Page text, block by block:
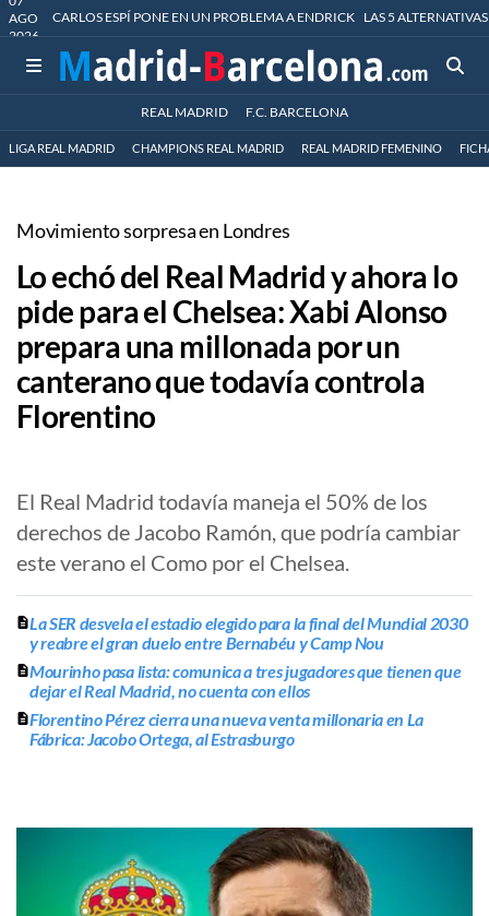
AGO
2026
CARLOS ESPÍ PONE EN UN PROBLEMA A ENDRICK LAS 5
REAL MADRID F.C. BARCELONA
LIGA REAL MADRID CHAMPIONS REAL MADRID REAL MADRID FEMENINO
Movimiento sorpresa en Londres
Lo echó del Real Madrid y ahora lo
pide para el Chelsea: Xabi Alonso
prepara una millonada por un
canterano que todavía controla
Florentino
El Real Madrid todavía maneja el 50% de los
derechos de Jacobo Ramón, que podría cambiar
este verano el Como por el Chelsea.
La SER desvela el estadio elegido para la final del Mundial 2030
y reabre el gran duelo entre Bernabéu y Camp Nou
Mourinho pasa lista: comunica a tres jugadores que tienen que
dejar el Real Madrid, no cuenta con ellos
Florentino Pérez cierra una nueva venta millonaria en La
Fábrica: Jacobo Ortega, al Estrasburgo